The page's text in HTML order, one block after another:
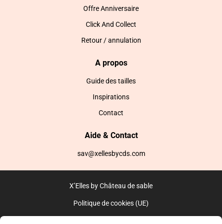
Offre Anniversaire
Click And Collect
Retour / annulation
A propos
Guide des tailles
Inspirations
Contact
Aide & Contact
sav@xellesbycds.com
X’Elles by Château de sable
Politique de cookies (UE)